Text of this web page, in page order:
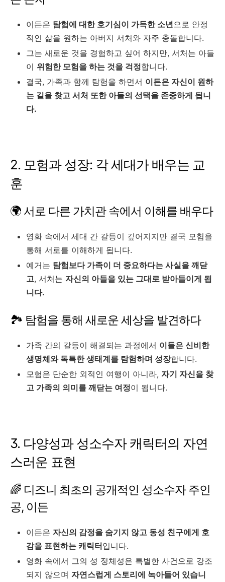
이든은 탐험에 대한 호기심이 가득한 소년으로 안정
적인 삶을 원하는 아버지 서처와 자주 충돌합니다.
그는 새로운 것을 경험하고 싶어 하지만, 서처는 아들
이 위험한 모험을 하는 것을 걱정합니다.
결국, 가족과 함께 탐험을 하면서 이든은 자신이 원하
는 길을 찾고 서처 또한 아들의 선택을 존중하게 됩니
다.
2. 모험과 성장: 각 세대가 배우는 교
훈
🌍 서로 다른 가치관 속에서 이해를 배우다
영화 속에서 세대 간 갈등이 깊어지지만 결국 모험을
통해 서로를 이해하게 됩니다.
예거는 탐험보다 가족이 더 중요하다는 사실을 깨닫
고, 서처는 자신의 아들을 있는 그대로 받아들이게 됩
니다.
🏞️ 탐험을 통해 새로운 세상을 발견하다
가족 간의 갈등이 해결되는 과정에서 이들은 신비한
생명체와 독특한 생태계를 탐험하며 성장합니다.
모험은 단순한 외적인 여행이 아니라, 자기 자신을 찾
고 가족의 의미를 깨닫는 여정이 됩니다.
3. 다양성과 성소수자 캐릭터의 자연
스러운 표현
🌈 디즈니 최초의 공개적인 성소수자 주인
공, 이든
이든은 자신의 감정을 숨기지 않고 동성 친구에게 호
감을 표현하는 캐릭터입니다.
영화 속에서 그의 성 정체성은 특별한 사건으로 강조
되지 않으며 자연스럽게 스토리에 녹아들어 있습니